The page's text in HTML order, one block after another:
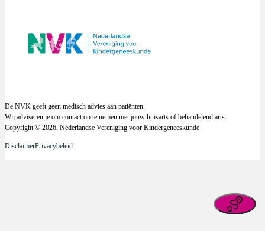
De NVK geeft geen medisch advies aan patiënten.
Wij adviseren je om contact op te nemen met jouw huisarts of behandelend arts.
Copyright © 2026, Nederlandse Vereniging voor Kindergeneeskunde
DisclaimerPrivacybeleid